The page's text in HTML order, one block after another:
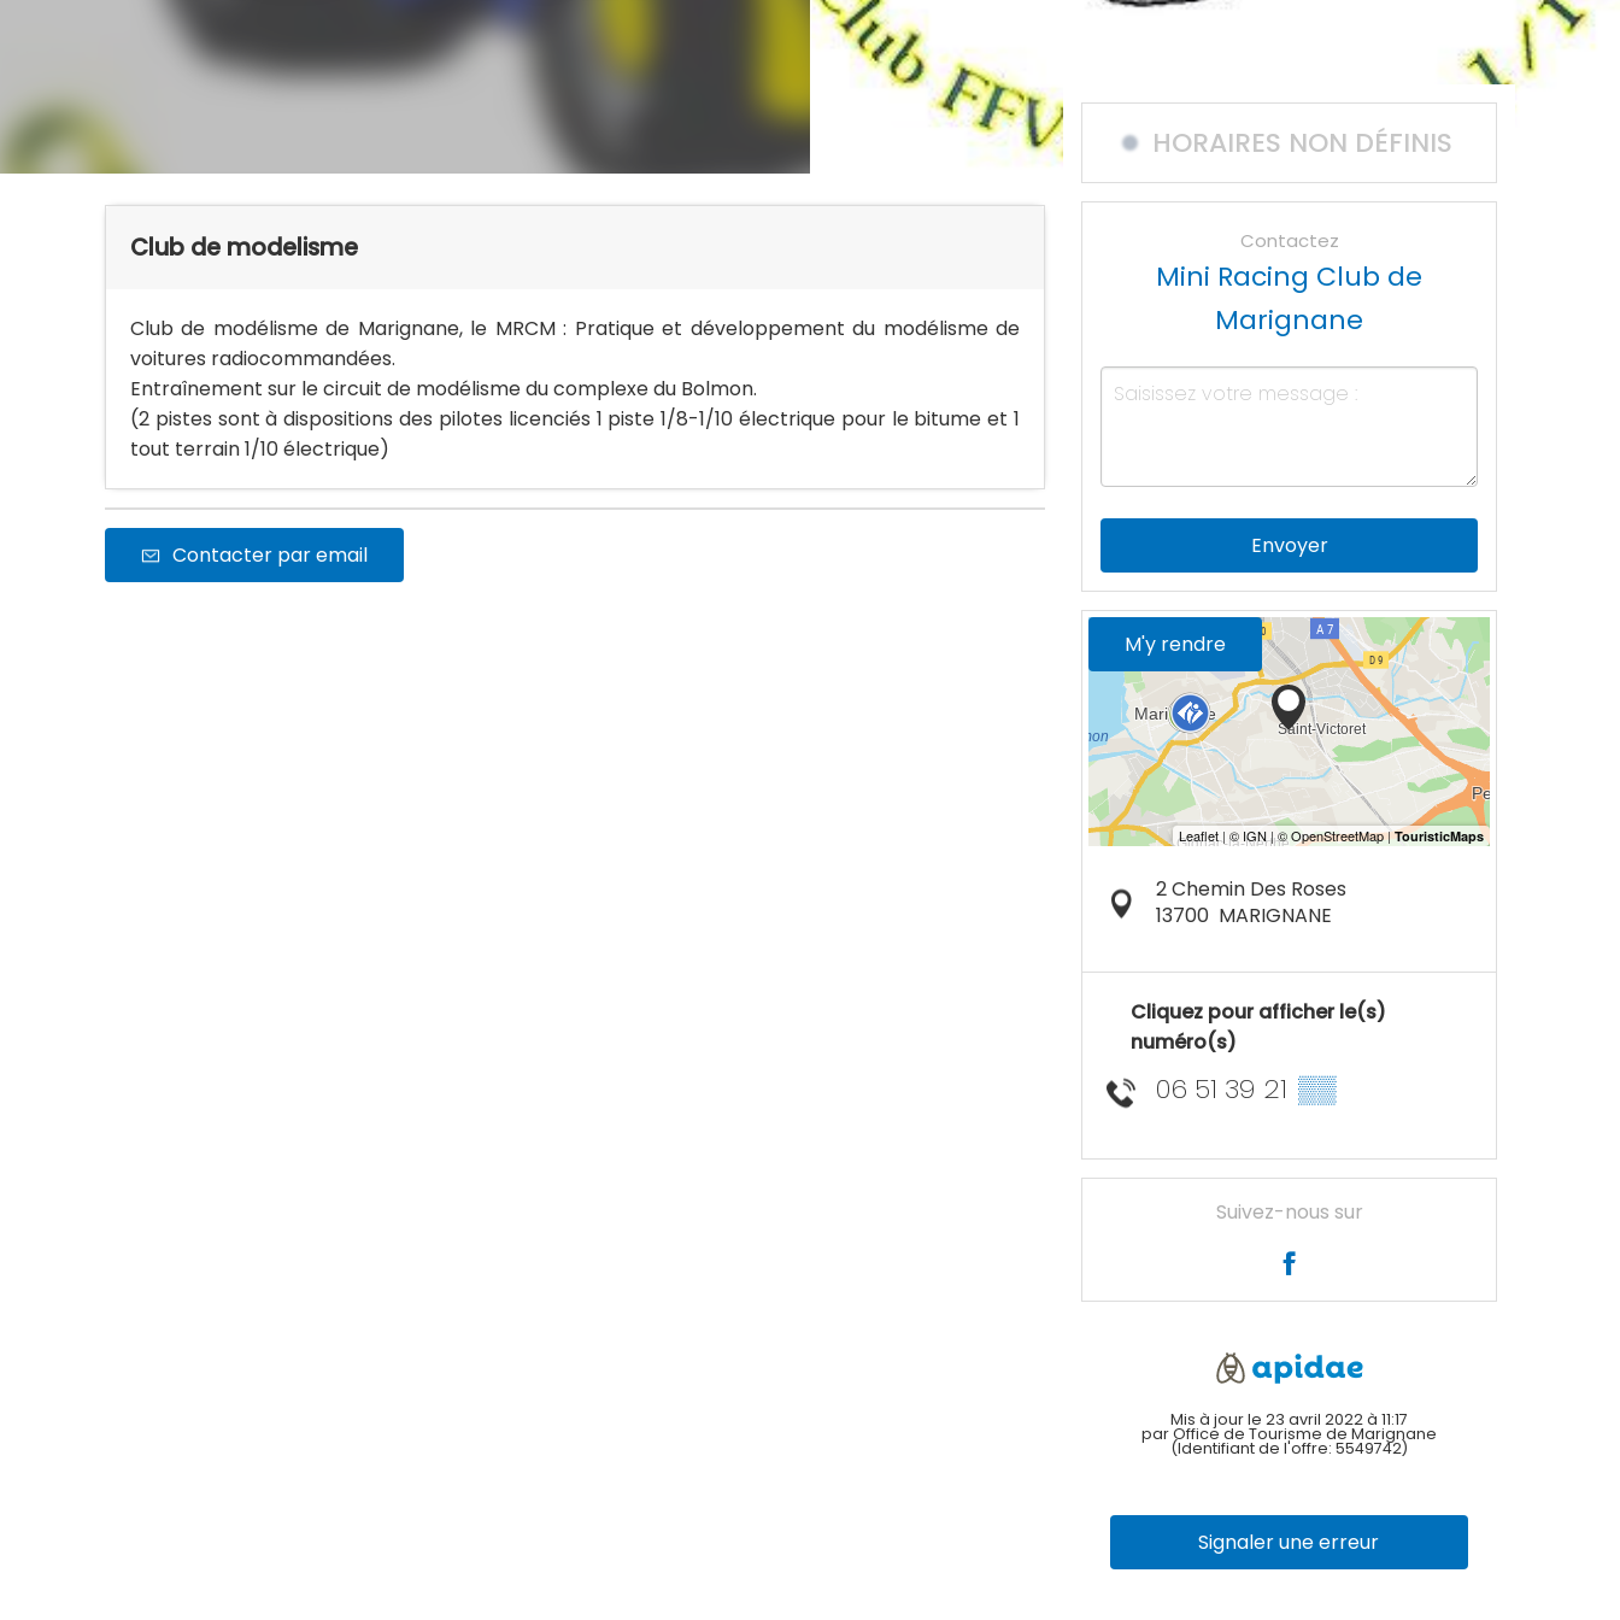
Club de modelisme
Club de modélisme de Marignane, le MRCM : Pratique et développement du modélisme de
voitures radiocommandées.
Entraînement sur le circuit de modélisme du complexe du Bolmon.
(2 pistes sont à dispositions des pilotes licenciés 1 piste 1/8-1/10 électrique pour le bitume et 1
tout terrain 1/10 électrique)
Contacter par email
HORAIRES NON DÉFINIS
Contactez
Mini Racing Club de
Marignane
Envoyer
M'y rendre
2 Chemin Des Roses
13700 MARIGNANE
Cliquez pour afficher le(s)
numéro(s)
06 51 39 21 ▒▒
Suivez-nous sur
Mis à jour le 23 avril 2022 à 11:17
par Office de Tourisme de Marignane
(Identifiant de l'offre: 5549742)
Signaler une erreur